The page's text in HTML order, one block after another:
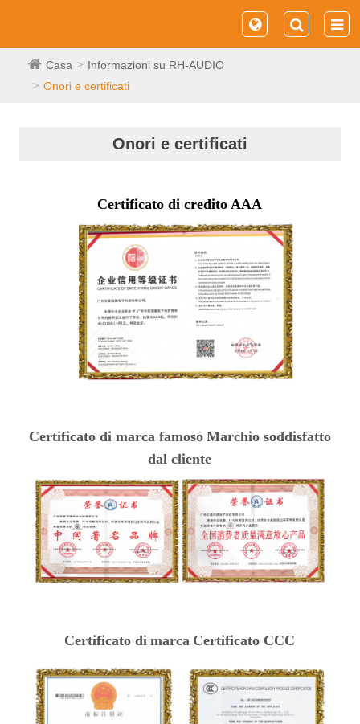
Casa
Informazioni su RH-AUDIO
Onori e certificati
Onori e certificati
Certificato di credito AAA
Certificato di marca famoso Marchio soddisfatto
dal cliente
Certificato di marca Certificato CCC